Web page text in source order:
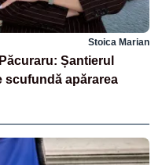
Stoica Marian
Șantierul
scufundă apărarea